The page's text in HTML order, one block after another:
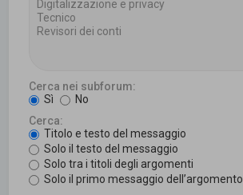
Cerca nei subforum:
Sì
No
Cerca:
Titolo e testo del messaggio
Solo il testo del messaggio
Solo tra i titoli degli argomenti
Solo il primo messaggio dell’argomento